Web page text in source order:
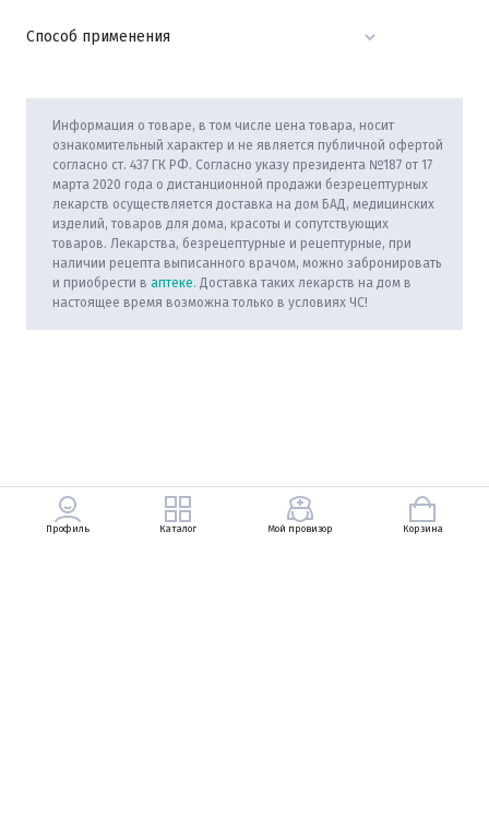
Способ применения
Информация о товаре, в том числе цена товара, носит
ознакомительный характер и не является публичной офертой
согласно ст. 437 ГК РФ. Согласно указу президента №187 от 17
марта 2020 года о дистанционной продажи безрецептурных
лекарств осуществляется доставка на дом БАД, медицинских
изделий, товаров для дома, красоты и сопутствующих
товаров. Лекарства, безрецептурные и рецептурные, при
наличии рецепта выписанного врачом, можно забронировать
и приобрести в аптеке. Доставка таких лекарств на дом в
настоящее время возможна только в условиях ЧС!
Профиль Каталог Мой провизор Корзина